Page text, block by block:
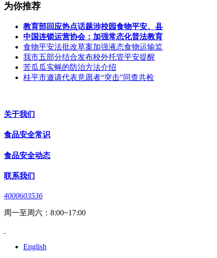
为你推荐
教育部回应热点话题涉校园食物平安、县
中国连锁运营协会：加强常态化普法教育
食物平安法批改草案加强液态食物运输监
我市五部分结合发布校外托管平安提醒
苦瓜瓜实蝇的防治方法介绍
桂平市邀请代表意愿者“突击”同查共检
关于我们
食品安全常识
食品安全动态
联系我们
4000603536
周一至周六：8:00~17:00
English